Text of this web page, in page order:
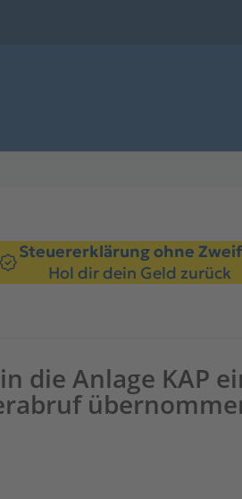
Steuererklärung ohne
Hol dir dein Geld zurück
die Anlage KAP